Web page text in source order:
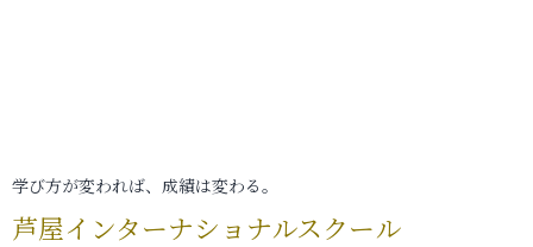
学び方が変われば、成績は変わる。
芦屋インターナショナルスクール